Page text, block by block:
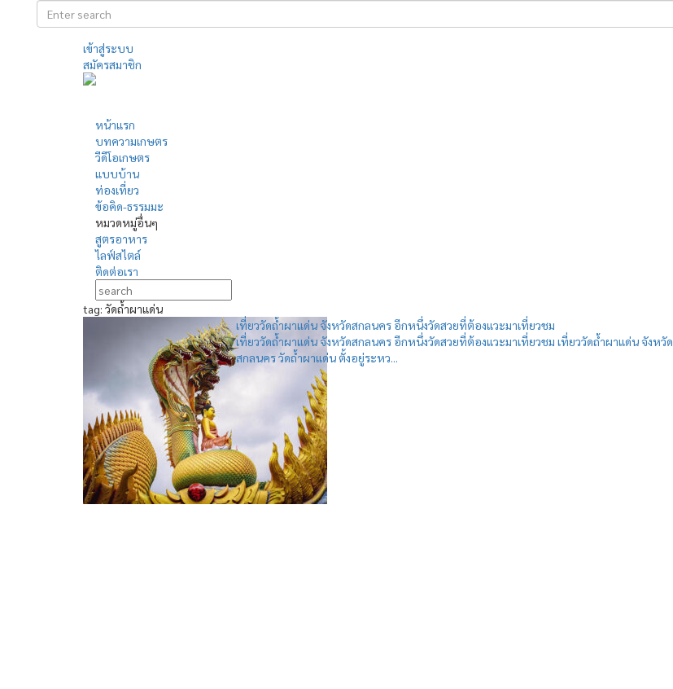
เข้าสู่ระบบ
สมัครสมาชิก
หน้าแรก
บทความเกษตร
วีดีโอเกษตร
แบบบ้าน
ท่องเที่ยว
ข้อคิด-ธรรมมะ
หมวดหมู่อื่นๆ
สูตรอาหาร
ไลฟ์สไตล์
ติดต่อเรา
tag: วัดถ้ำผาแด่น
เที่ยววัดถ้ำผาแด่น จังหวัดสกลนคร อีกหนึ่งวัดสวยที่ต้องแวะมาเที่ยวชม
เที่ยววัดถ้ำผาแด่น จังหวัดสกลนคร อีกหนึ่งวัดสวยที่ต้องแวะมาเที่ยวชม เที่ยววัดถ้ำผาแด่น จังหวัด
สกลนคร วัดถ้ำผาแด่น ตั้งอยู่ระหว...